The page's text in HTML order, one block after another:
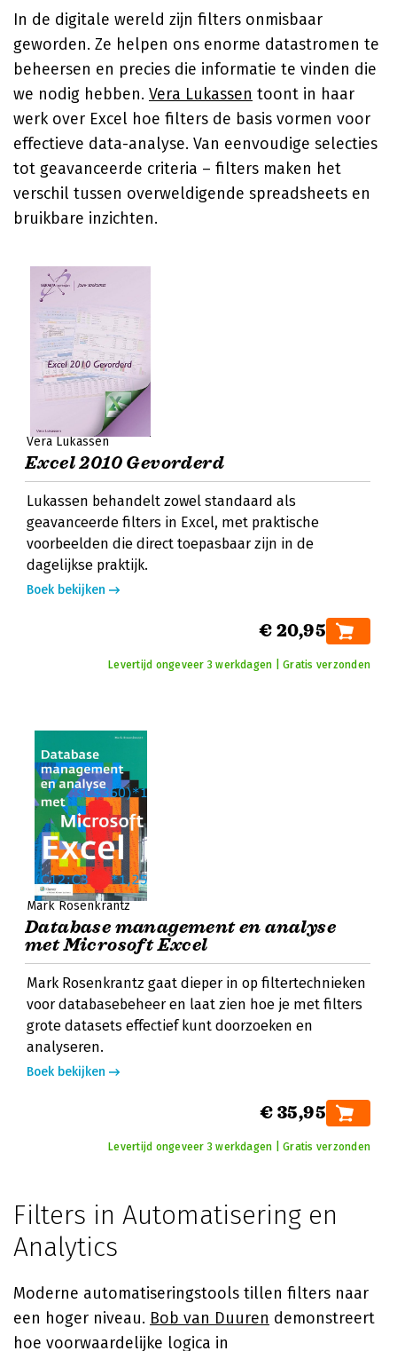
In de digitale wereld zijn filters onmisbaar
geworden. Ze helpen ons enorme datastromen te
beheersen en precies die informatie te vinden die
we nodig hebben. Vera Lukassen toont in haar
werk over Excel hoe filters de basis vormen voor
effectieve data-analyse. Van eenvoudige selecties
tot geavanceerde criteria – filters maken het
verschil tussen overweldigende spreadsheets en
bruikbare inzichten.
Vera Lukassen
Excel 2010 Gevorderd
Lukassen behandelt zowel standaard als
geavanceerde filters in Excel, met praktische
voorbeelden die direct toepasbaar zijn in de
dagelijkse praktijk.
Boek bekijken
€ 20,95
Levertijd ongeveer 3 werkdagen | Gratis verzonden
Mark Rosenkrantz
Database management en analyse
met Microsoft Excel
Mark Rosenkrantz gaat dieper in op filtertechnieken
voor databasebeheer en laat zien hoe je met filters
grote datasets effectief kunt doorzoeken en
analyseren.
Boek bekijken
€ 35,95
Levertijd ongeveer 3 werkdagen | Gratis verzonden
Filters in Automatisering en
Analytics
Moderne automatiseringstools tillen filters naar
een hoger niveau. Bob van Duuren demonstreert
hoe voorwaardelijke logica in